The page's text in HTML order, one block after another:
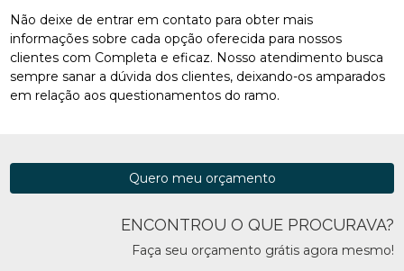
Não deixe de entrar em contato para obter mais
informações sobre cada opção oferecida para nossos
clientes com Completa e eficaz. Nosso atendimento busca
sempre sanar a dúvida dos clientes, deixando-os amparados
em relação aos questionamentos do ramo.
ENCONTROU O QUE PROCURAVA?
Faça seu orçamento grátis agora mesmo!
Quero meu orçamento